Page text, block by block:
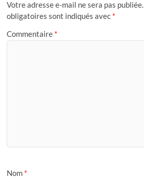
Votre adresse e-mail ne sera pas publiée.
obligatoires sont indiqués avec *
Commentaire *
Nom *